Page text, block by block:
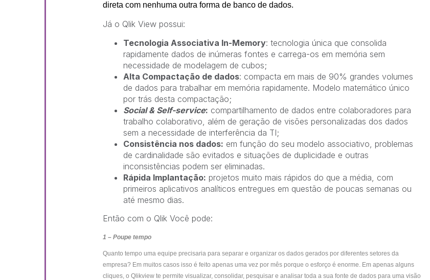
direta com nenhuma outra forma de banco de dados.
Já o Qlik View possui:
Tecnologia Associativa In-Memory: tecnologia única que consolida
rapidamente dados de inúmeras fontes e carrega-os em memória sem
necessidade de modelagem de cubos;
Alta Compactação de dados: compacta em mais de 90% grandes volumes
de dados para trabalhar em memória rapidamente. Modelo matemático único
por trás desta compactação;
Social & Self-service: compartilhamento de dados entre colaboradores para
trabalho colaborativo, além de geração de visões personalizadas dos dados
sem a necessidade de interferência da TI;
Consistência nos dados: em função do seu modelo associativo, problemas
de cardinalidade são evitados e situações de duplicidade e outras
inconsistências podem ser eliminadas.
Rápida Implantação: projetos muito mais rápidos do que a média, com
primeiros aplicativos analíticos entregues em questão de poucas semanas ou
até mesmo dias.
Então com o Qlik Você pode:
1 – Poupe tempo
Quanto tempo uma equipe precisaria para separar e organizar os dados gerados por diferentes setores da
empresa? Em muitos casos isso é feito apenas uma vez por mês porque o esforço é enorme. Em apenas alguns
cliques, o Qlikview te permite visualizar, consolidar, pesquisar e analisar toda a sua fonte de dados para uma visão